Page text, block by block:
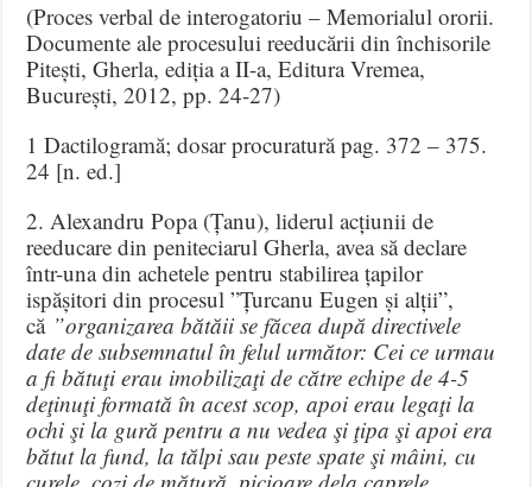
(Proces verbal de interogatoriu – Memorialul ororii.
Documente ale procesului reeducării din închisorile
Pitești, Gherla, ediția a II-a, Editura Vremea,
București, 2012, pp. 24-27)
1 Dactilogramă; dosar procuratură pag. 372 – 375.
24 [n. ed.]
2. Alexandru Popa (Țanu), liderul acțiunii de
reeducare din peniteciarul Gherla, avea să declare
într-una din achetele pentru stabilirea țapilor
ispășitori din procesul ”Țurcanu Eugen și alții”,
că ”organizarea bătăii se făcea după directivele
date de subsemnatul în felul următor: Cei ce urmau
a fi bătuţi erau imobilizaţi de către echipe de 4-5
deţinuţi formată în acest scop, apoi erau legaţi la
ochi şi la gură pentru a nu vedea şi ţipa şi apoi era
bătut la fund, la tălpi sau peste spate şi mâini, cu